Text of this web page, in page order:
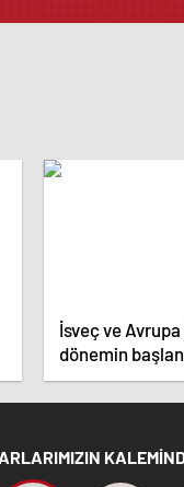
İsveç ve
dönemin
kararlar.